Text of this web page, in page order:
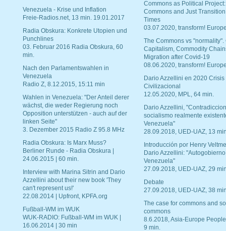
Venezuela - Krise und Inflation
Freie-Radios.net, 13 min. 19.01.2017
Radia Obskura: Konkrete Utopien und
Punchlines
03. Februar 2016 Radia Obskura, 60
min.
Nach den Parlamentswahlen in
Venezuela
Radio Z, 8.12.2015, 15:11 min
Wahlen in Venezuela: "Der Anteil derer
wächst, die weder Regierung noch
Opposition unterstützen - auch auf der
linken Seite"
3. Dezember 2015 Radio Z 95.8 MHz
Radia Obskura: Is Marx Muss?
Berliner Runde - Radia Obskura |
24.06.2015 | 60 min.
Interview with Marina Sitrin and Dario
Azzellini about their new book 'They
can't represent us!'
22.08.2014 | Upfront, KPFA.org
Fußball-WM im WUK
WUK-RADIO: Fußball-WM im WUK |
16.06.2014 | 30 min
Commons as Political Project:
Commons and Just
Times
03.07.2020, transform!
The Commons vs "normality".
Capitalism, Commodity
Migration after Covid-19
08.06.2020, transform!
Dario Azzellini en 2020 Crisis
Civilizacional
12.05.2020, MPL, 64 min.
Dario Azzellini,
socialismo realmente
Venezuela"
28.09.2018, UED-UAZ, 13
Introducción por Henry
Dario Azzellini:
Venezuela"
27.09.2018, UED-UAZ, 29
Debate
27.09.2018, UED-UAZ, 38
The case for commons and
commons
8.6.2018, Asia-Europe
9 min.